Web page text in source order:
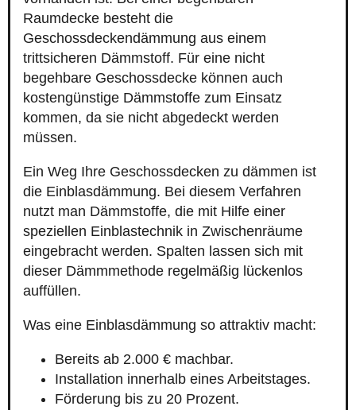
Raumdecke besteht die
Geschossdeckendämmung aus einem
trittsicheren Dämmstoff. Für eine nicht
begehbare Geschossdecke können auch
kostengünstige Dämmstoffe zum Einsatz
kommen, da sie nicht abgedeckt werden
müssen.
Ein Weg Ihre Geschossdecken zu dämmen ist
die Einblasdämmung. Bei diesem Verfahren
nutzt man Dämmstoffe, die mit Hilfe einer
speziellen Einblastechnik in Zwischenräume
eingebracht werden. Spalten lassen sich mit
dieser Dämmmethode regelmäßig lückenlos
auffüllen.
Was eine Einblasdämmung so attraktiv macht:
Bereits ab 2.000 € machbar.
Installation innerhalb eines Arbeitstages.
Förderung bis zu 20 Prozent.